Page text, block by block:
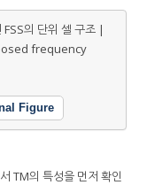
FSS의 단위 셀 구조 |
frequency
Figure
TM의 특성을 먼저 확인